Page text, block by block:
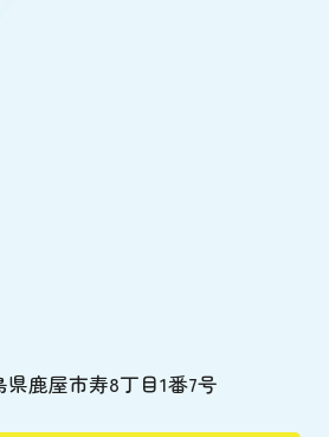
鹿屋市寿8丁目1番7号